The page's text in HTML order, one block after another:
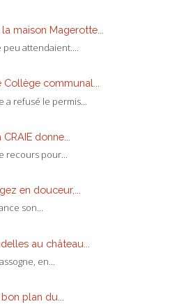
maison Magerotte...
attendaient....
Collège communal...
a refusé le permis...
donne...
recours pour...
en douceur,...
son...
au château...
en...
plan du...